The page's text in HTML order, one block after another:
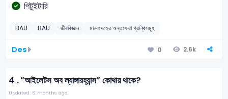
পিটুইটারি
BAU BAU জীববিজ্ঞান মানবদেহের অন্তঃক্ষরা গ্রন্থিসমূহ
Des 0 2.6k
4 .”আইলেটস অব ল্যাঙ্গারহ্যান্স” কোথায় থাকে?
Updated: 6 months ago